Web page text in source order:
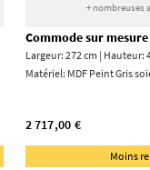
+ nombreuses
Commode sur mesure
Largeur: 272 cm | Hauteur:
Matériel: MDF Peint Gris
2 717,00 €
Moins